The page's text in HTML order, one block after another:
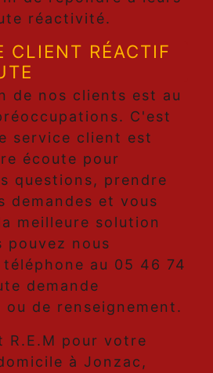
réactivité.
CLIENT RÉACTIF
de nos clients est au
C'est
service client est
écoute pour
questions, prendre
demandes et vous
meilleure solution
pouvez nous
au 05 46 74
demande
de renseignement.
R.E.M pour votre
à Jonzac,